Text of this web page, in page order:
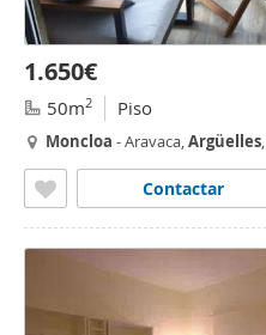
1.650€
50m2 Piso
Moncloa - Aravaca,Argüelles,
Contactar